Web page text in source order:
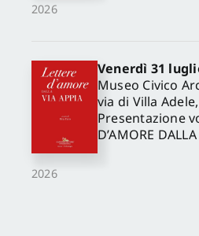
2026
2026
Venerdì 31
Museo Civico
via di Villa
Presentazione
D’AMORE